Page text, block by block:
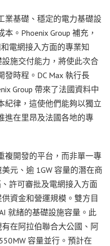
業基礎、穩定的電力基礎設
。Phoenix Group 補充，
電網接入方面的專業知
設施交付能力，將使此次合
時程。DC Max 執行長
Group 帶來了法國資料中
紀律，這使他們能夠以獨立
進在里昂及法國各地的專
複開發的平台，而非單一專
元、逾 1GW 容量的潛在商
許可審批及電網接入方面
供資金和營運規模。雙方目
就緒的基礎設施容量。此
有在阿拉伯聯合大公國、阿
容量並行。預計在